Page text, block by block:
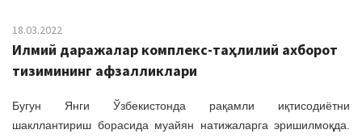
18.03.2022
Илмий даражалар комплекс-таҳлилий ахборот
тизимининг афзалликлари
Бугун Янги Ўзбекистонда рақамли иқтисодиётни
шакллантириш борасида муайян натижаларга эришилмоқда.